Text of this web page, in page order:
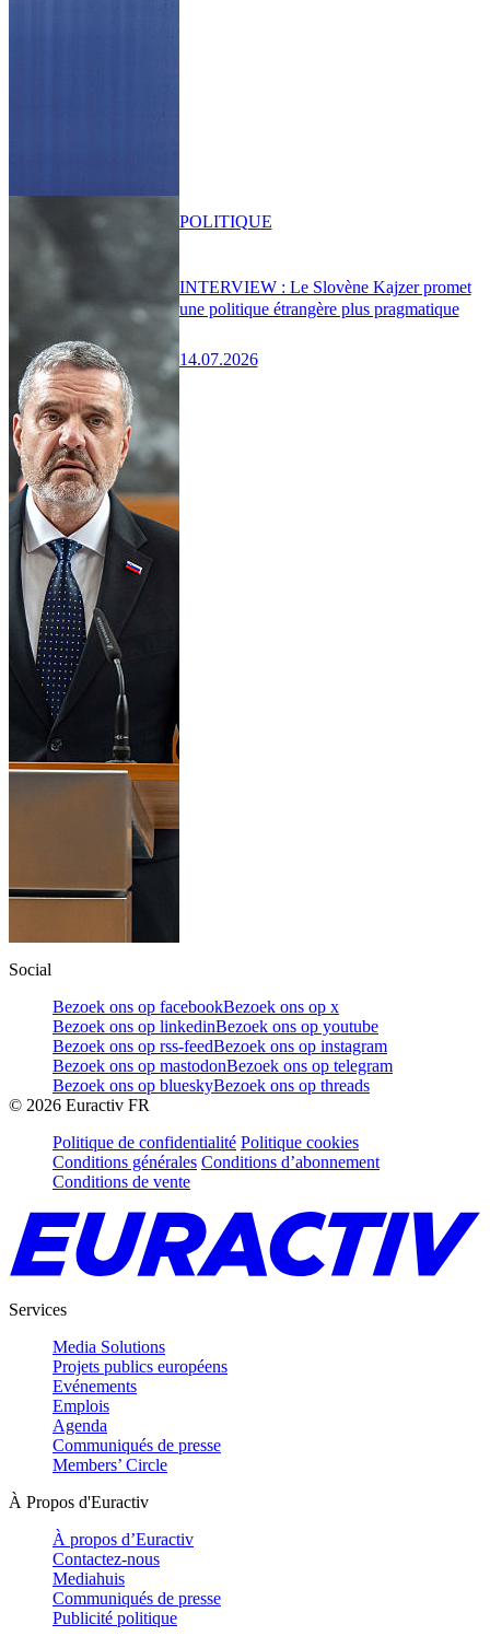
INTERVIEW : Le Slovène Kajzer promet
une politique étrangère plus pragmatique
14.07.2026
POLITIQUE
Social
Bezoek ons op facebookBezoek ons op x
Bezoek ons op linkedinBezoek ons op youtube
Bezoek ons op rss-feedBezoek ons op instagram
Bezoek ons op mastodonBezoek ons op telegram
Bezoek ons op blueskyBezoek ons op threads
© 2026 Euractiv FR
Politique de confidentialité Politique cookies
Conditions générales Conditions d’abonnement
Conditions de vente
Services
Media Solutions
Projets publics européens
Evénements
Emplois
Agenda
Communiqués de presse
Members’ Circle
À Propos d'Euractiv
À propos d’Euractiv
Contactez-nous
Mediahuis
Communiqués de presse
Publicité politique